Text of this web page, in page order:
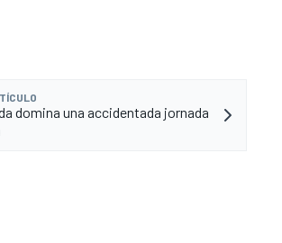
domina una accidentada jornada